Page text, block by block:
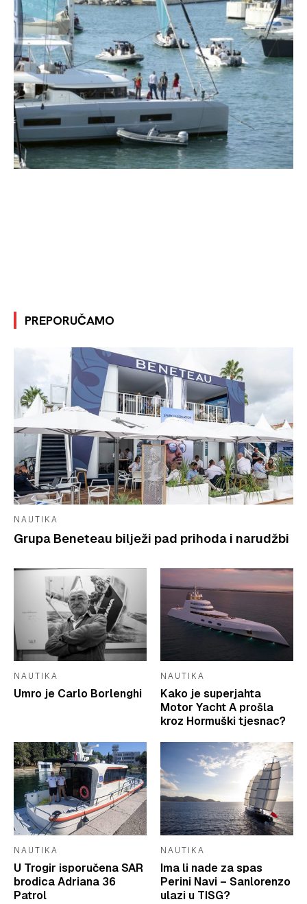
PREPORUČAMO
NAUTIKA
Grupa Beneteau bilježi pad prihoda i narudžbi
NAUTIKA
Umro je Carlo Borlenghi
NAUTIKA
Kako je superjahta
Motor Yacht A prošla
kroz Hormuški tjesnac?
NAUTIKA
U Trogir isporučena SAR
brodica Adriana 36
Patrol
NAUTIKA
Ima li nade za spas
Perini Navi – Sanlorenzo
ulazi u TISG?